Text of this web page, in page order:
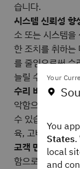
습니다.
시스템 신뢰성 향
소 또는 시스템을
한 조치를 취하는
를 줄임으로써 수
늘릴 수 있습니다.
수리 비용 절감:
악함으로써 수리
수 있습니다. 여
육, 고비용 긴급
고객 만족도 향상
함으로써 고객 만
Your
You
States
local
and